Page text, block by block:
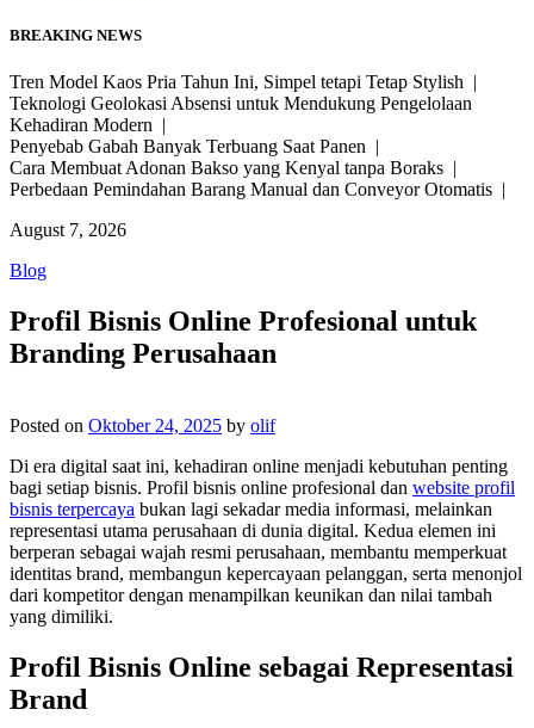
BREAKING NEWS
Tren Model Kaos Pria Tahun Ini, Simpel tetapi Tetap Stylish |
Teknologi Geolokasi Absensi untuk Mendukung Pengelolaan
Kehadiran Modern |
Penyebab Gabah Banyak Terbuang Saat Panen |
Cara Membuat Adonan Bakso yang Kenyal tanpa Boraks |
Perbedaan Pemindahan Barang Manual dan Conveyor Otomatis |
August 7, 2026
Blog
Profil Bisnis Online Profesional untuk
Branding Perusahaan
Posted on Oktober 24, 2025 by olif
Di era digital saat ini, kehadiran online menjadi kebutuhan penting
bagi setiap bisnis. Profil bisnis online profesional dan website profil
bisnis terpercaya bukan lagi sekadar media informasi, melainkan
representasi utama perusahaan di dunia digital. Kedua elemen ini
berperan sebagai wajah resmi perusahaan, membantu memperkuat
identitas brand, membangun kepercayaan pelanggan, serta menonjol
dari kompetitor dengan menampilkan keunikan dan nilai tambah
yang dimiliki.
Profil Bisnis Online sebagai Representasi
Brand